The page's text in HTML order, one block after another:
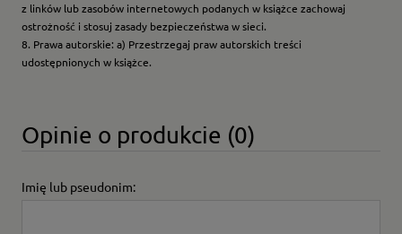
z linków lub zasobów internetowych podanych w książce zachowaj
ostrożność i stosuj zasady bezpieczeństwa w sieci.
8. Prawa autorskie: a) Przestrzegaj praw autorskich treści
udostępnionych w książce.
Opinie o produkcie (0)
Imię lub pseudonim: